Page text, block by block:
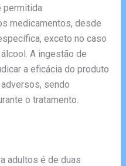
permitida
medicamentos, desde
exceto no caso
A ingestão de
a eficácia do produto
sendo
o tratamento.
adultos é de duas